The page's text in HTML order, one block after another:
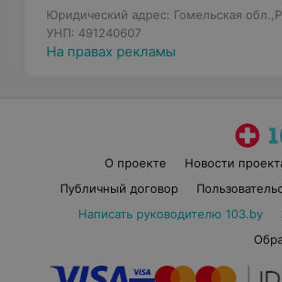
Юридический адрес: Гомельская
УНП: 491240607
На правах рекламы
О проекте Новости
Публичный договор
Написать руководителю 103.by